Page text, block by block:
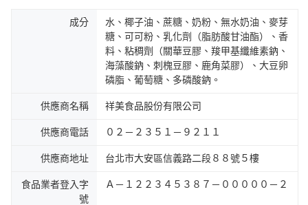
成分
水、椰子油、蔗糖、奶粉、無水奶油、麥芽
糖、可可粉、乳化劑（脂肪酸甘油酯）、香
料、粘稠劑（關華豆膠、羧甲基纖維素鈉、
海藻酸鈉、刺槐豆膠、鹿角菜膠）、大豆卵
磷脂、葡萄糖、多磷酸鈉。
供應商名稱 祥美食品股份有限公司
供應商電話 ０２－２３５１－９２１１
供應商地址 台北市大安區信義路二段８８號５樓
食品業者登入字
號
Ａ－１２２３４５３８７－０００００－２